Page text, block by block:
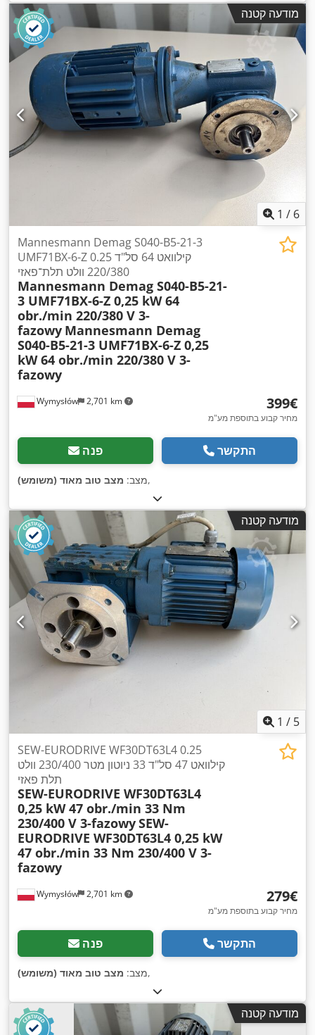
מודעה קטנה
1 / 6
Wymysłów 2,701 km
Mannesmann Demag S040-B5-21-3
UMF71BX-6-Z 0.25 קילוואט 64 סל"ד
220/380 וולט תלת־פאזי
Mannesmann Demag S040-B5-21-
3 UMF71BX-6-Z 0,25 kW 64
obr./min 220/380 V 3-
fazowy Mannesmann Demag
S040-B5-21-3 UMF71BX-6-Z 0,25
kW 64 obr./min 220/380 V 3-
fazowy
‏399 ‏€
מחיר קבוע בתוספת מע"מ
פנה התקשר
מצב: מצב טוב מאוד (משומש) ,
מודעה קטנה
1 / 5
Wymysłów 2,701 km
SEW-EURODRIVE WF30DT63L4 0.25
קילוואט 47 סל"ד 33 ניוטון מטר 230/400 וולט
תלת פאזי
SEW-EURODRIVE WF30DT63L4
0,25 kW 47 obr./min 33 Nm
230/400 V 3-fazowySEW-
EURODRIVE WF30DT63L4 0,25 kW
47 obr./min 33 Nm 230/400 V 3-
fazowy
‏279 ‏€
מחיר קבוע בתוספת מע"מ
פנה התקשר
מצב: מצב טוב מאוד (משומש) ,
מודעה קטנה